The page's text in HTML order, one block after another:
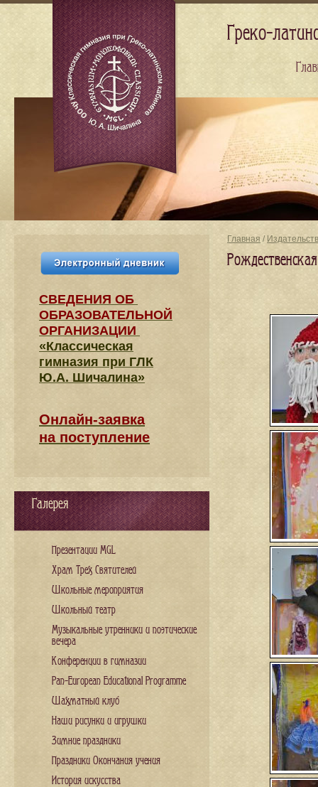
Главная /
СВЕДЕНИЯ​ ОБ
ОБРАЗОВАТЕЛЬНОЙ
ОРГАНИЗАЦИИ
«Классическая
гимназия при ГЛК
Ю.А. Шичалина»
Онлайн-заявка
на поступление
Галерея
Презентации MGL
Храм Трех Святителей
Школьные мероприятия
Школьный театр
Музыкальные утренники и поэтические
вечера
Конференции в гимназии
Pan-European Educational Programme
Шахматный клуб
Наши рисунки и игрушки
Зимние праздники
Праздники Окончания учения
История искусства
Греко-